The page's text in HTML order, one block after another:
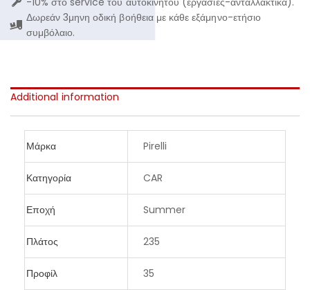
Δωρεάν 3μηνη οδική βοήθεια με κάθε εξάμηνο-ετήσιο
συμβόλαιο.
Additional information
Μάρκα Pirelli
Κατηγορία CAR
Εποχή Summer
Πλάτος 235
Προφίλ 35